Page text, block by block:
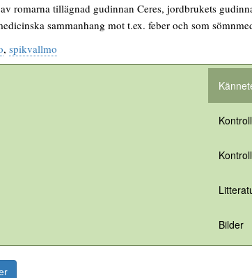
romarna tillägnad gudinnan Ceres, jordbrukets
sammanhang mot t.ex. feber och som
, spikvallmo
Bilder